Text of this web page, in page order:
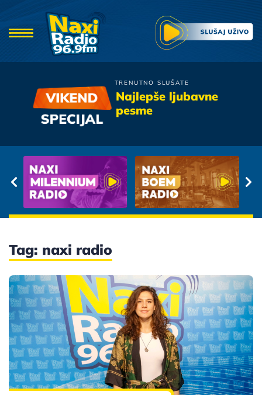
TRENUTNO SLUŠATE
Najlepše ljubavne
pesme
Goran Karan
Kada Zaspu Andjeli
Tag: naxi radio